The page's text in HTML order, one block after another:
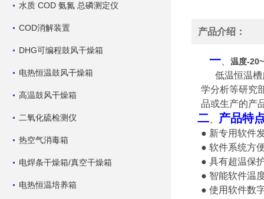
水质 COD 氨氮 总磷测定仪
COD消解装置
DHG可编程鼓风干燥箱
电热恒温鼓风干燥箱
高温鼓风干燥箱
二氧化硫检测仪
热空气消毒箱
电焊条干燥箱/真空干燥箱
电热恒温培养箱
产品介绍：
一 温度-
低温恒温
学分析等研究
品或生产的产
二 产品特
● 新专用软件
● 软件系统方
● 具有超温保
● 智能软件温
● 使用软件数